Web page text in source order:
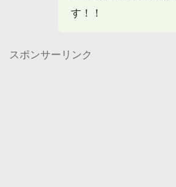
す！！
スポンサーリンク